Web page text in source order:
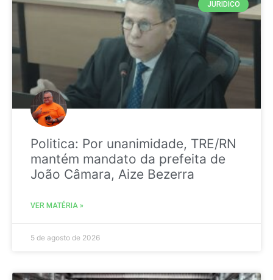
JURIDICO
Politica: Por unanimidade, TRE/RN
mantém mandato da prefeita de
João Câmara, Aize Bezerra
VER MATÉRIA »
5 de agosto de 2026